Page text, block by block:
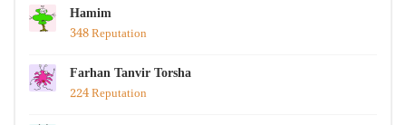
Hamim
348 Reputation
Farhan Tanvir Torsha
224 Reputation